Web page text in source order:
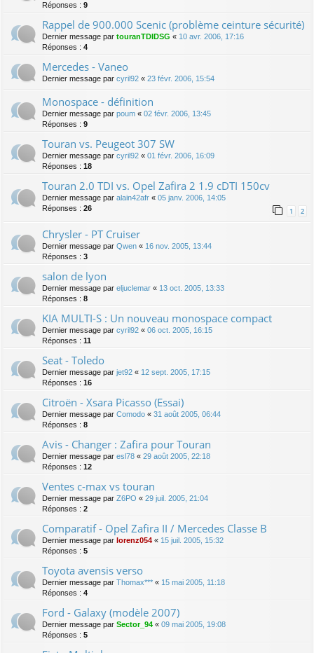
Réponses : 9
Rappel de 900.000 Scenic (problème ceinture sécurité)
Dernier message par touranTDIDSG « 10 avr. 2006, 17:16
Réponses : 4
Mercedes - Vaneo
Dernier message par cyril92 « 23 févr. 2006, 15:54
Monospace - définition
Dernier message par poum « 02 févr. 2006, 13:45
Réponses : 9
Touran vs. Peugeot 307 SW
Dernier message par cyril92 « 01 févr. 2006, 16:09
Réponses : 18
Touran 2.0 TDI vs. Opel Zafira 2 1.9 cDTI 150cv
Dernier message par alain42afr « 05 janv. 2006, 14:05
Réponses : 26 1 2
Chrysler - PT Cruiser
Dernier message par Qwen « 16 nov. 2005, 13:44
Réponses : 3
salon de lyon
Dernier message par eljuclemar « 13 oct. 2005, 13:33
Réponses : 8
KIA MULTI-S : Un nouveau monospace compact
Dernier message par cyril92 « 06 oct. 2005, 16:15
Réponses : 11
Seat - Toledo
Dernier message par jet92 « 12 sept. 2005, 17:15
Réponses : 16
Citroën - Xsara Picasso (Essai)
Dernier message par Comodo « 31 août 2005, 06:44
Réponses : 8
Avis - Changer : Zafira pour Touran
Dernier message par esl78 « 29 août 2005, 22:18
Réponses : 12
Ventes c-max vs touran
Dernier message par Z6PO « 29 juil. 2005, 21:04
Réponses : 2
Comparatif - Opel Zafira II / Mercedes Classe B
Dernier message par lorenz054 « 15 juil. 2005, 15:32
Réponses : 5
Toyota avensis verso
Dernier message par Thomax*** « 15 mai 2005, 11:18
Réponses : 4
Ford - Galaxy (modèle 2007)
Dernier message par Sector_94 « 09 mai 2005, 19:08
Réponses : 5